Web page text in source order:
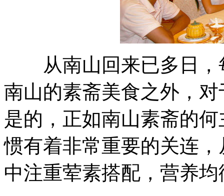
从南山回来已多日，
南山的素斋美食之外，
是的，正如南山素斋的
惯有着非常重要的关连
中注重荤素搭配，营养